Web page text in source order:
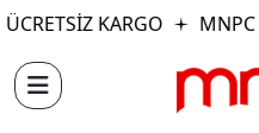
KARGO MNPC